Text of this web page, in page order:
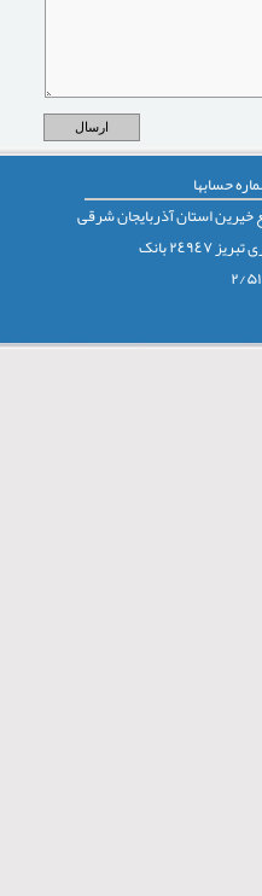
حسابها
استان آذربايجان شرقی
بانک